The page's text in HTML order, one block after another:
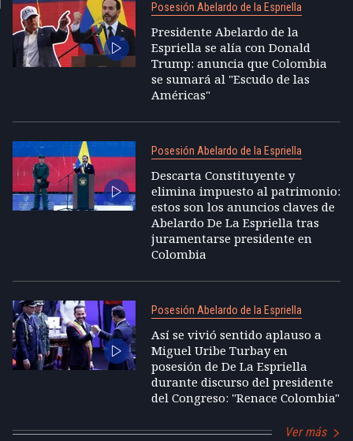
Posesión Abelardo de la Espriella
Presidente Abelardo de la
Espriella se alía con Donald
Trump: anuncia que Colombia
se sumará al "Escudo de las
Américas"
Posesión Abelardo de la Espriella
Descarta Constituyente y
elimina impuesto al patrimonio:
estos son los anuncios claves de
Abelardo De La Espriella tras
juramentarse presidente en
Colombia
Posesión Abelardo de la Espriella
Así se vivió sentido aplauso a
Miguel Uribe Turbay en
posesión de De La Espriella
durante discurso del presidente
del Congreso: "Renace Colombia"
Ver más